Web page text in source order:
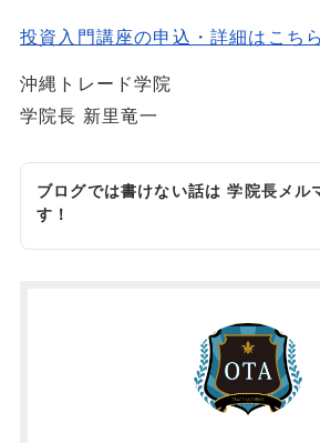
投資入門講座の申込・詳細はこちら
沖縄トレード学院
学院長 新里竜一
ブログでは書けない話は学院長メル
す！